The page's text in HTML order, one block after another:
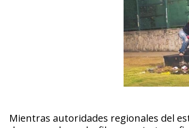
Mientras autoridades regionales del